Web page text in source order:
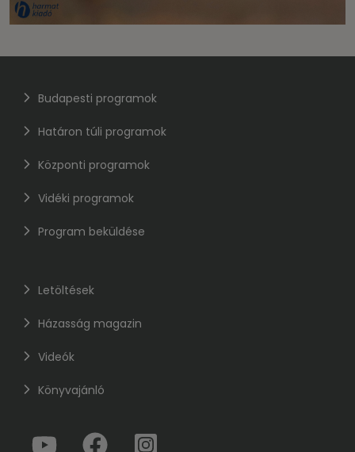
Budapesti programok
Határon túli programok
Központi programok
Vidéki programok
Program beküldése
Letöltések
Házasság magazin
Videók
Könyvajánló